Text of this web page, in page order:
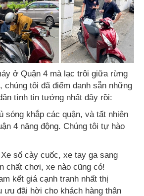
ở Quận 4 mà lạc trôi giữa rừng
chúng tôi đã điểm danh sẵn những
tình tin tưởng nhất đây rồi:
sóng khắp các quận, và tất nhiên
4 năng động. Chúng tôi tự hào
Xe số cày cuốc, xe tay ga sang
chất chơi, xe nào cũng có!
kết giá cạnh tranh nhất thị
ưu đãi hời cho khách hàng thân